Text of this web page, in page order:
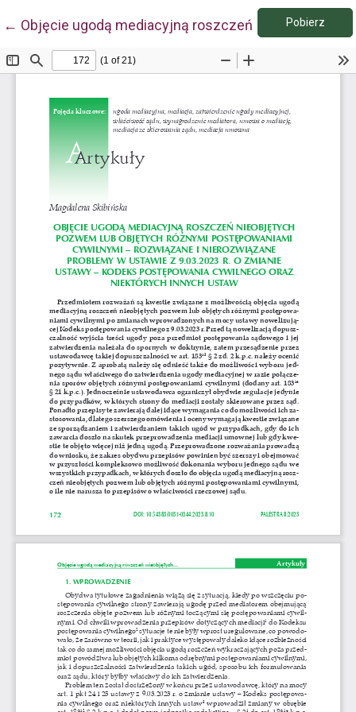
← Wróć do szczegółów artykułu
Objęcie ugodą mediacyjną roszczeń nieobjętych
Pobierz